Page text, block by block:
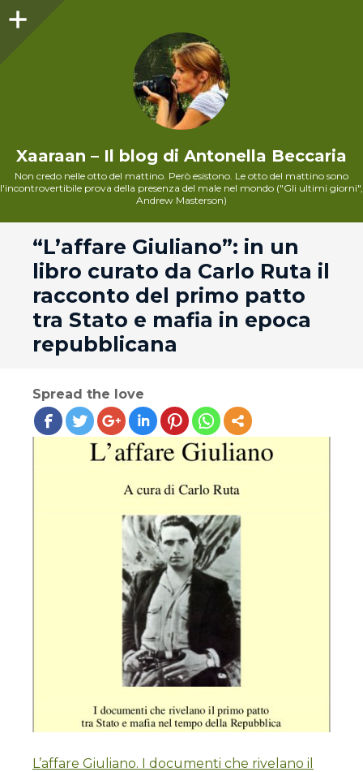
Xaaraan – Il blog di Antonella Beccaria
Non credo nelle otto del mattino. Però esistono. Le otto del mattino sono
l'incontrovertibile prova della presenza del male nel mondo ("Gli ultimi giorni",
Andrew Masterson)
“L’affare Giuliano”: in un
libro curato da Carlo Ruta il
racconto del primo patto
tra Stato e mafia in epoca
repubblicana
Spread the love
L’affare Giuliano. I documenti che rivelano il